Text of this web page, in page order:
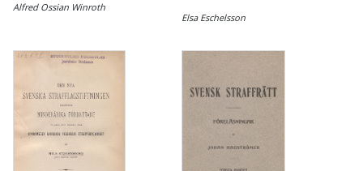
Alfred Ossian Winroth
Elsa Eschelsson